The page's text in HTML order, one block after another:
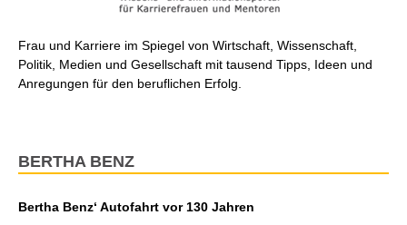
Frau und Karriere im Spiegel von Wirtschaft, Wissenschaft,
Politik, Medien und Gesellschaft mit tausend Tipps, Ideen und
Anregungen für den beruflichen Erfolg.
BERTHA BENZ
Bertha Benz‘ Autofahrt vor 130 Jahren